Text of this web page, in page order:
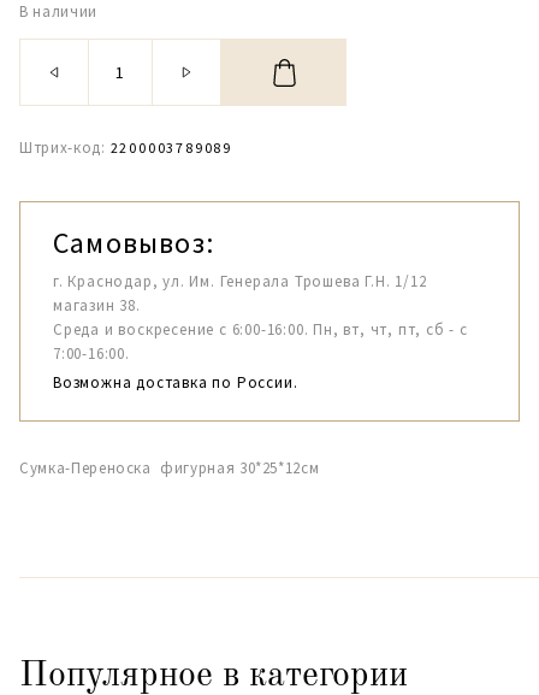
В наличии
Штрих-код: 2200003789089
Самовывоз:
г. Краснодар, ул. Им. Генерала Трошева Г.Н. 1/12
магазин 38.
Среда и воскресение с 6:00-16:00. Пн, вт, чт, пт, сб - с
7:00-16:00.
Возможна доставка по России.
Сумка-Переноска фигурная 30*25*12см
Популярное в категории